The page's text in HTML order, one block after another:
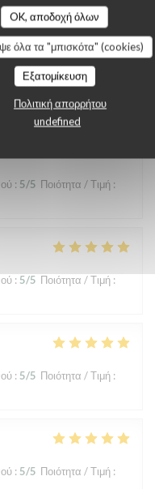
OK, αποδοχή όλων
όλα τα "μπισκότα" (cookies)
Εξατομίκευση
Πολιτική απορρήτου
undefined
:5/5 Ποιότητα / Τιμή
: 5/5 Ποιότητα / Τιμή :
: 5/5 Ποιότητα / Τιμή :
: 5/5 Ποιότητα / Τιμή :
: 5/5 Ποιότητα / Τιμή :